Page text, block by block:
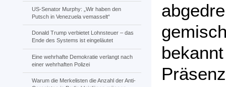
US-Senator Murphy: „Wir haben den
Putsch in Venezuela vemasselt“
Donald Trump verbietet Lohnsteuer – das
Ende des Systems ist eingeläutet
Eine wehrhafte Demokratie verlangt nach
einer wehrhaften Polizei
Warum die Merkelisten die Anzahl der Anti-